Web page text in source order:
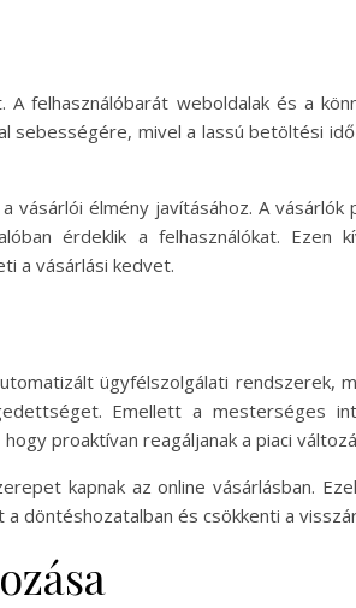
felhasználóbarát weboldalak és a
mivel a lassú betöltési
élmény javításához. A vásárlók
érdeklik a felhasználókat. Ezen
a vásárlási kedvet.
ügyfélszolgálati rendszerek,
Emellett a mesterséges
proaktívan reagáljanak a piaci
kapnak az online vásárlásban.
döntéshozatalban és csökkenti a